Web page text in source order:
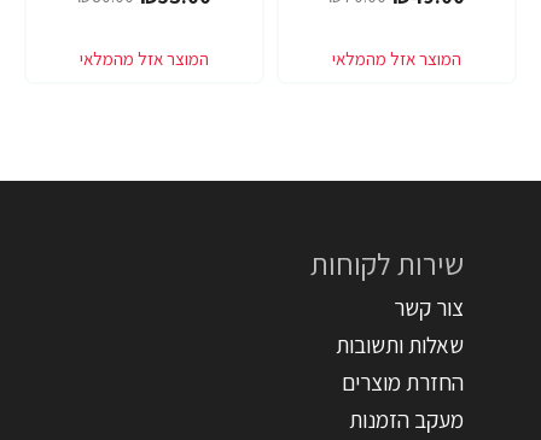
שירות לקוחות
צור קשר
שאלות ותשובות
החזרת מוצרים
מעקב הזמנות